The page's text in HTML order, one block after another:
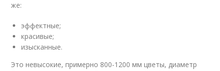
же:
эффектные;
красивые;
изысканные.
Это невысокие, примерно 800-1200 мм цветы, диаметр